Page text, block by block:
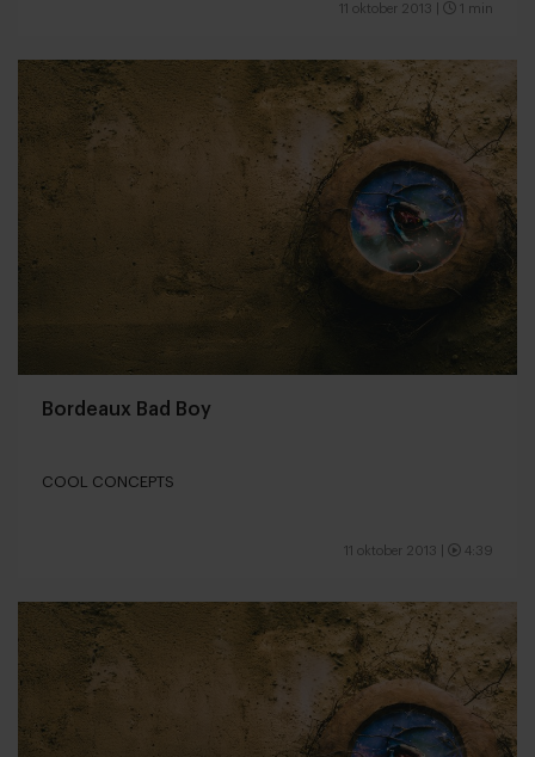
11 oktober 2013 1 min
Bordeaux Bad Boy
COOL CONCEPTS
11 oktober 2013 4:39